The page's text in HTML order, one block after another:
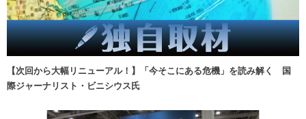
【次回から大幅リニューアル！】「今そこにある危機」を読み解く 国
際ジャーナリスト・ビニシウス氏